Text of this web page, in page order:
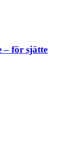
– för sjätte